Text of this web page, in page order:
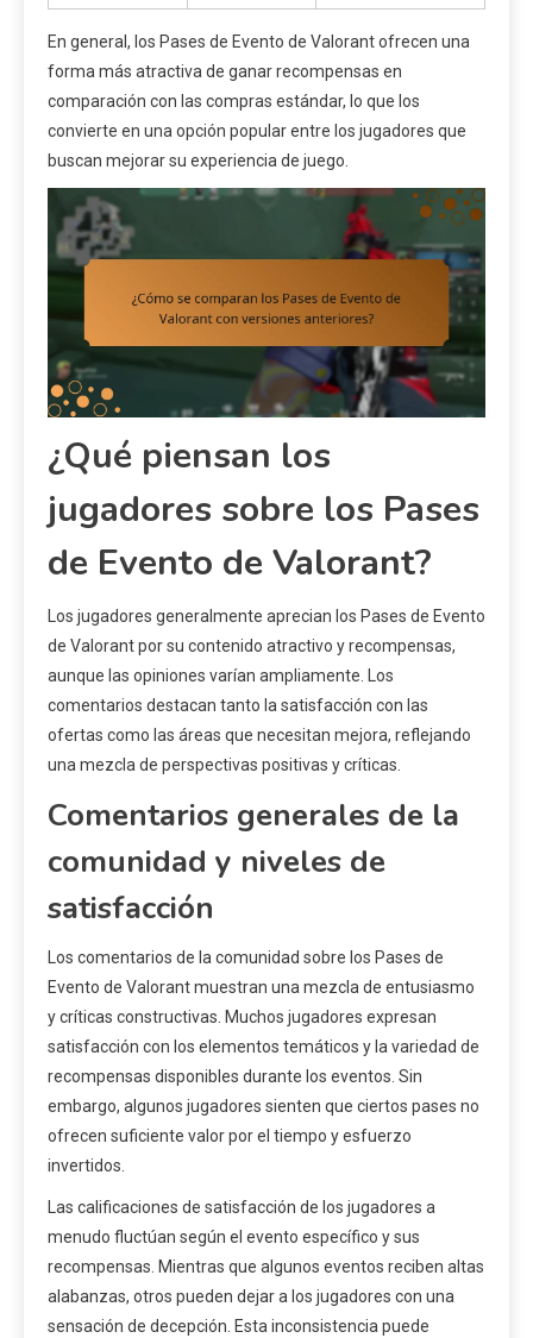
En general, los Pases de Evento de Valorant ofrecen una
forma más atractiva de ganar recompensas en
comparación con las compras estándar, lo que los
convierte en una opción popular entre los jugadores que
buscan mejorar su experiencia de juego.
¿Qué piensan los
jugadores sobre los Pases
de Evento de Valorant?
Los jugadores generalmente aprecian los Pases de Evento
de Valorant por su contenido atractivo y recompensas,
aunque las opiniones varían ampliamente. Los
comentarios destacan tanto la satisfacción con las
ofertas como las áreas que necesitan mejora, reflejando
una mezcla de perspectivas positivas y críticas.
Comentarios generales de la
comunidad y niveles de
satisfacción
Los comentarios de la comunidad sobre los Pases de
Evento de Valorant muestran una mezcla de entusiasmo
y críticas constructivas. Muchos jugadores expresan
satisfacción con los elementos temáticos y la variedad de
recompensas disponibles durante los eventos. Sin
embargo, algunos jugadores sienten que ciertos pases no
ofrecen suficiente valor por el tiempo y esfuerzo
invertidos.
Las calificaciones de satisfacción de los jugadores a
menudo fluctúan según el evento específico y sus
recompensas. Mientras que algunos eventos reciben altas
alabanzas, otros pueden dejar a los jugadores con una
sensación de decepción. Esta inconsistencia puede